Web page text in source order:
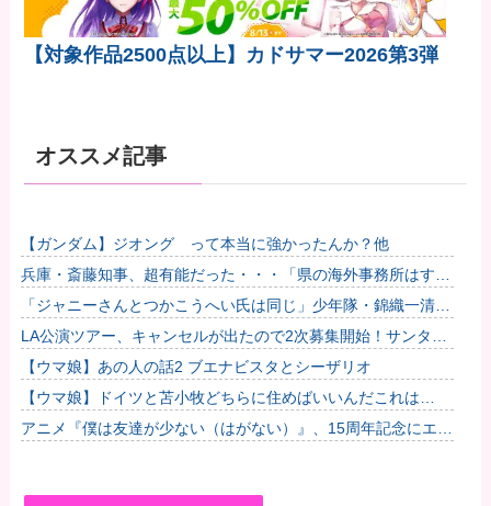
【対象作品2500点以上】カドサマー2026第3弾
オススメ記事
【ガンダム】ジオング って本当に強かったんか？他
兵庫・斎藤知事、超有能だった・・・「県の海外事務所はすべ
て閉鎖で。直営する意味ないし皆さんから理解得られないでし
ょ」他
「ジャニーさんとつかこうへい氏は同じ」少年隊・錦織一清が
明かすレジェンドの共通点と我流の演出論
LA公演ツアー、キャンセルが出たので2次募集開始！サンタア
ニタパークへ行くオプショナルツアーも決定！
【ウマ娘】あの人の話2 ブエナビスタとシーザリオ
【ウマ娘】ドイツと苫小牧どちらに住めばいいんだこれは…
アニメ『僕は友達が少ない（はがない）』、15周年記念にエ●